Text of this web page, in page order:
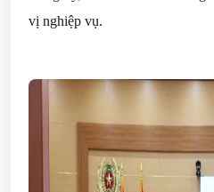
vị nghiệp vụ.